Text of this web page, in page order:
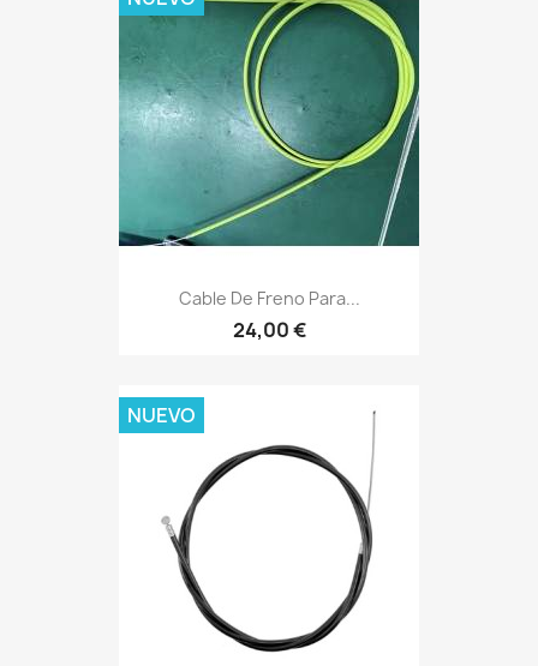
Cable De Freno Para...
24,00 €
NUEVO